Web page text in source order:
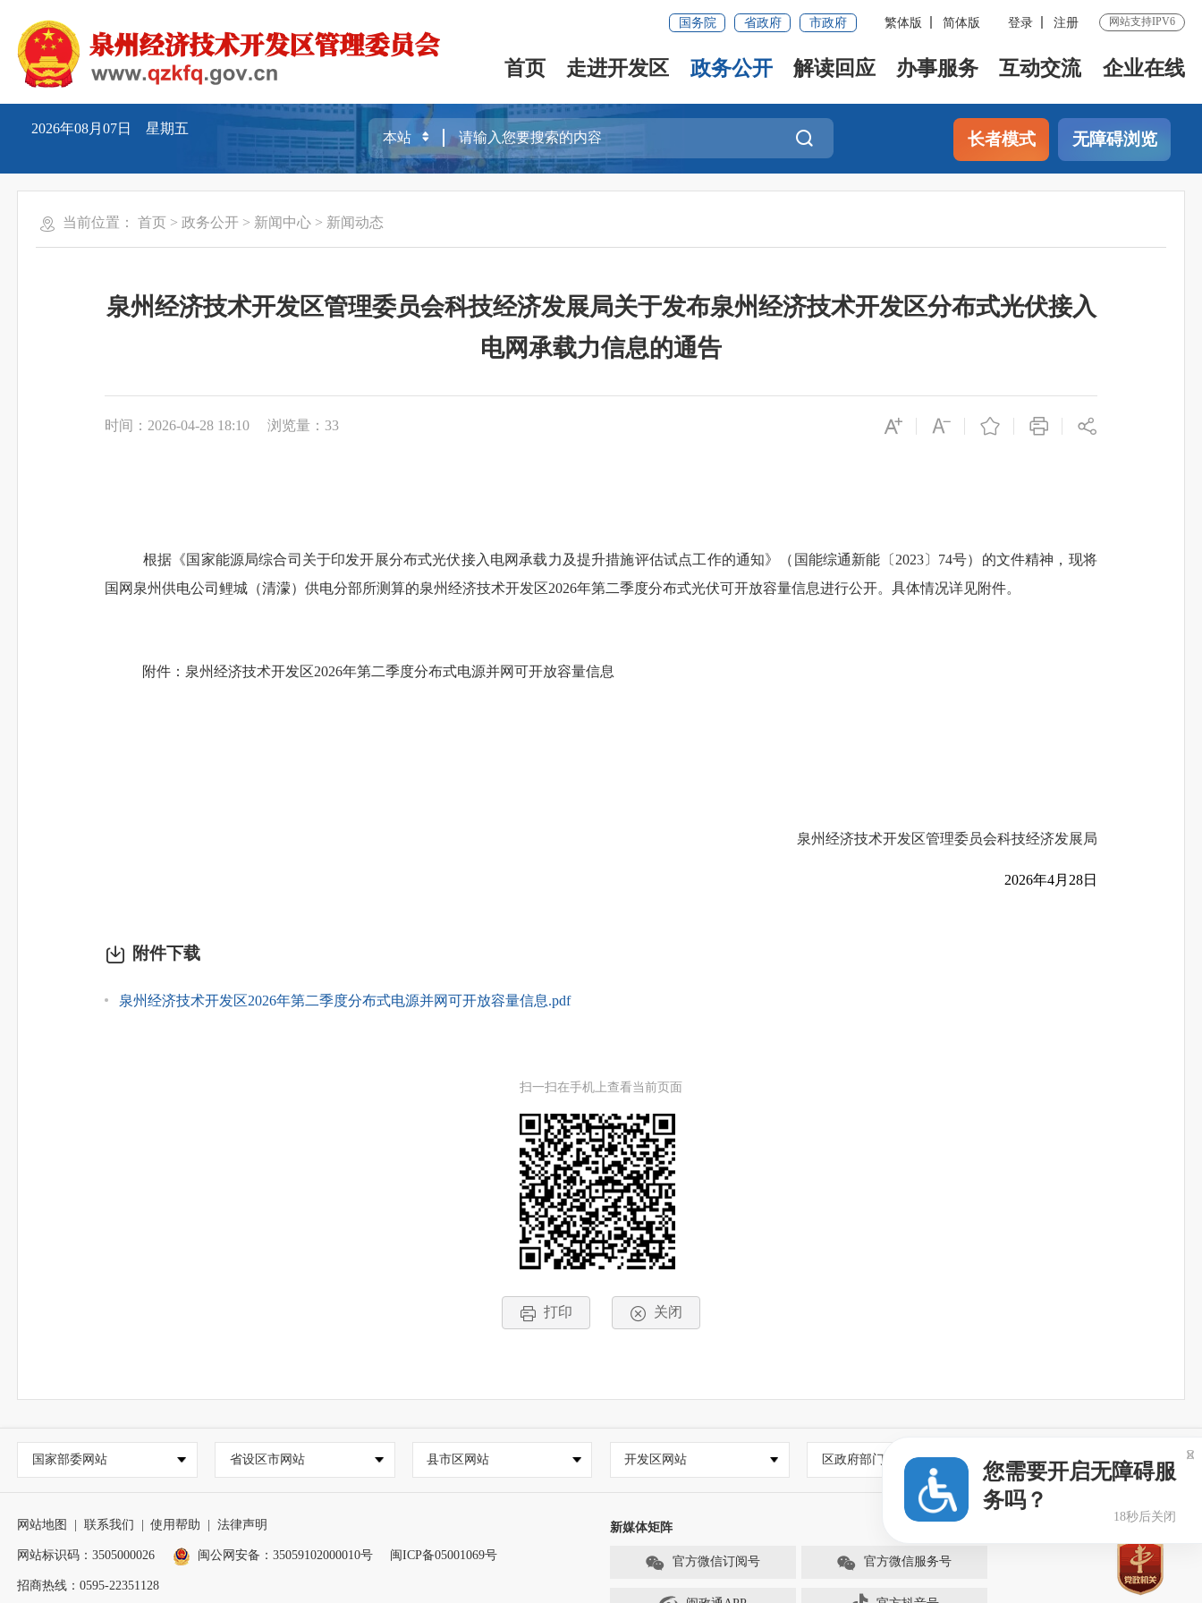
国务院 省政府 市政府 繁体版 简体版 登录 注册 网站支持IPV6
首页 走进开发区 政务公开 解读回应 办事服务 互动交流 企业在线
2026年08月07日 星期五
长者模式 无障碍浏览
当前位置： 首页 >政务公开 > 新闻中心 > 新闻动态
泉州经济技术开发区管理委员会科技经济发展局关于发布泉州经济技术开发区分布式光伏接入
电网承载力信息的通告
时间：2026-04-28 18:10 浏览量： 33
根据《国家能源局综合司关于印发开展分布式光伏接入电网承载力及提升措施评估试点工作的通知》（国能综通新能〔 2023〕74号）的文件精神，现将
国网泉州供电公司鲤城（清濛）供电分部所测算的泉州经济技术开发区2026年第二季度分布式光伏可开放容量信息进行公开。具体情况详见附件。
附件：泉州经济技术开发区2026年第二季度分布式电源并网可开放容量信息
泉州经济技术开发区管理委员会科技经济发展局
2026年4月28日
附件下载
泉州经济技术开发区2026年第二季度分布式电源并网可开放容量信息.pdf
扫一扫在手机上查看当前页面
打印 关闭
国家部委网站 省设区市网站 县市区网站 开发区网站 区政府部门 新闻媒体网站
网站地图 联系我们 使用帮助 法律声明
网站标识码：3505000026 闽公网安备：35059102000010号 闽ICP备05001069号
招商热线：0595-22351128
新媒体矩阵
官方微信订阅号 官方微信服务号
您需要开启无障碍服
务吗？
18秒后关闭
